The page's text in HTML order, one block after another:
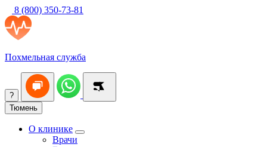
8 (800) 350-73-81
Похмельная служба
?
Тюмень
О клинике
Врачи